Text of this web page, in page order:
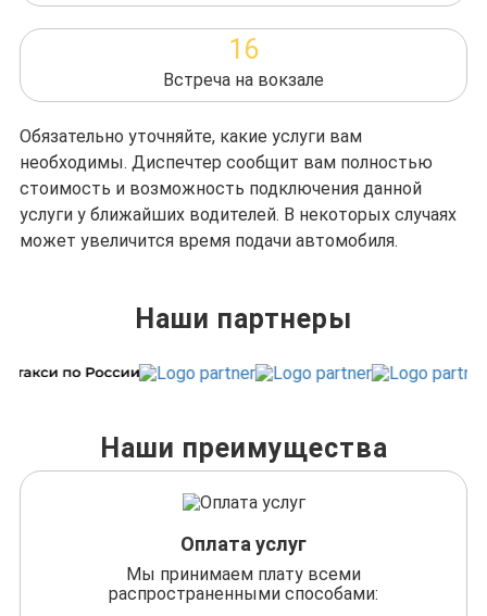
16
Встреча на вокзале
Обязательно уточняйте, какие услуги вам
необходимы. Диспечтер сообщит вам полностью
стоимость и возможность подключения данной
услуги у ближайших водителей. В некоторых случаях
может увеличится время подачи автомобиля.
Наши партнеры
Наши преимущества
Оплата услуг
Мы принимаем плату всеми
распространенными способами: